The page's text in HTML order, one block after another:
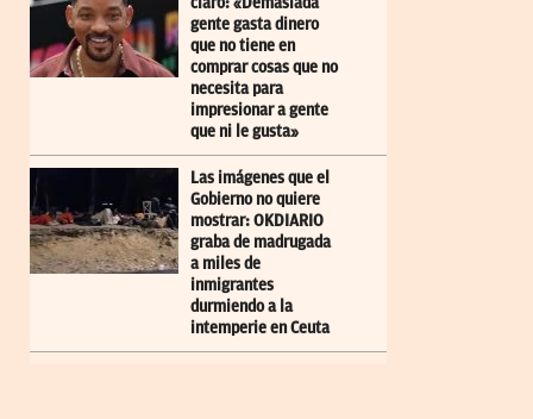
gente gasta dinero
que no tiene en
comprar cosas que no
necesita para
impresionar a gente
que ni le gusta»
Las imágenes que el
Gobierno no quiere
mostrar: OKDIARIO
graba de madrugada
a miles de
inmigrantes
durmiendo a la
intemperie en Ceuta